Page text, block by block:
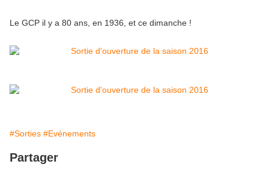
Le GCP il y a 80 ans, en 1936, et ce dimanche !
#Sorties #Evénements
Partager